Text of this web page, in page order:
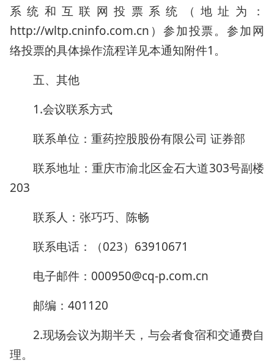
系统和互联网投票系统（地址为：
http://wltp.cninfo.com.cn）参加投票。参加网
络投票的具体操作流程详见本通知附件1。
五、其他
1.会议联系方式
联系单位：重药控股股份有限公司 证券部
联系地址：重庆市渝北区金石大道303号副楼
203
联系人：张巧巧、陈畅
联系电话：（023）63910671
电子邮件：000950@cq-p.com.cn
邮编：401120
2.现场会议为期半天，与会者食宿和交通费自
理。